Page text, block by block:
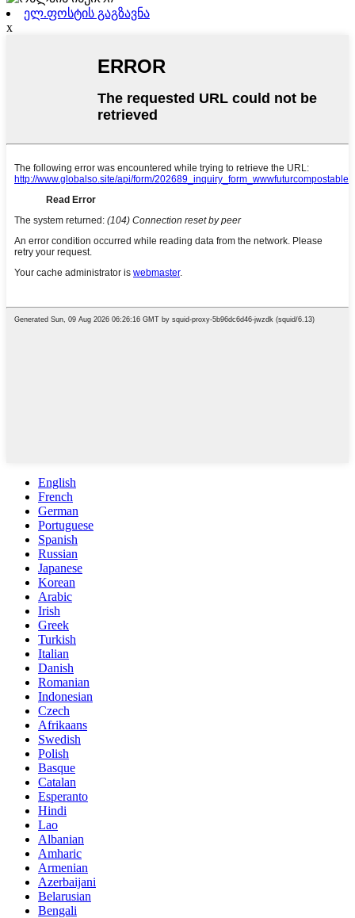
ელ.ფოსტის გაგზავნა
x
English
French
German
Portuguese
Spanish
Russian
Japanese
Korean
Arabic
Irish
Greek
Turkish
Italian
Danish
Romanian
Indonesian
Czech
Afrikaans
Swedish
Polish
Basque
Catalan
Esperanto
Hindi
Lao
Albanian
Amharic
Armenian
Azerbaijani
Belarusian
Bengali